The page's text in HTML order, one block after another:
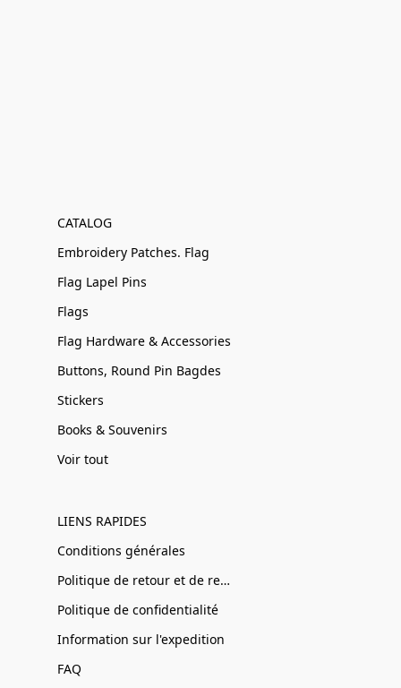
CATALOG
Embroidery Patches. Flag
Flag Lapel Pins
Flags
Flag Hardware & Accessories
Buttons, Round Pin Bagdes
Stickers
Books & Souvenirs
Voir tout
LIENS RAPIDES
Conditions générales
Politique de retour et de remboursement
Politique de confidentialité
Information sur l'expedition
FAQ